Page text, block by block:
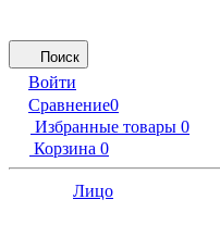
Поиск
Войти
Сравнение0
Избранные товары 0
Корзина 0
Лицо